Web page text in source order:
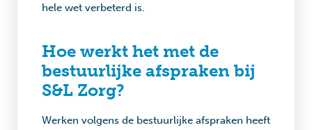
hele wet verbeterd is.
Hoe werkt het met de
bestuurlijke afspraken bij
S&L Zorg?
Werken volgens de bestuurlijke afspraken heeft